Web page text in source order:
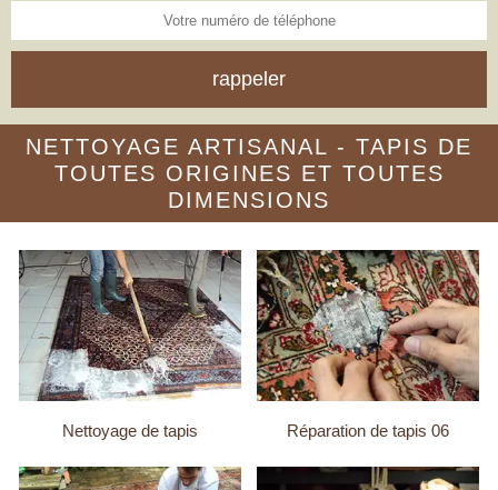
NETTOYAGE ARTISANAL - TAPIS DE
TOUTES ORIGINES ET TOUTES
DIMENSIONS
Nettoyage de tapis Réparation de tapis 06